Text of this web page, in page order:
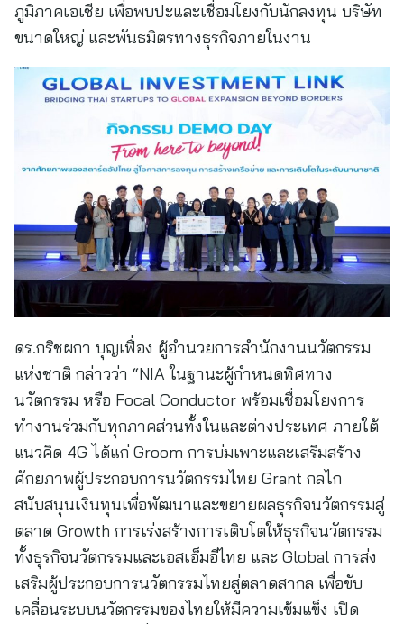
ภูมิภาคเอเชีย เพื่อพบปะและเชื่อมโยงกับนักลงทุน บริษัท
ขนาดใหญ่ และพันธมิตรทางธุรกิจภายในงาน
ดร.กริชผกา บุญเฟื่อง ผู้อำนวยการสำนักงานนวัตกรรม
แห่งชาติ กล่าวว่า “NIA ในฐานะผู้กำหนดทิศทาง
นวัตกรรม หรือ Focal Conductor พร้อมเชื่อมโยงการ
ทำงานร่วมกับทุกภาคส่วนทั้งในและต่างประเทศ ภายใต้
แนวคิด 4G ได้แก่ Groom การบ่มเพาะและเสริมสร้าง
ศักยภาพผู้ประกอบการนวัตกรรมไทย Grant กลไก
สนับสนุนเงินทุนเพื่อพัฒนาและขยายผลธุรกิจนวัตกรรมสู่
ตลาด Growth การเร่งสร้างการเติบโตให้ธุรกิจนวัตกรรม
ทั้งธุรกิจนวัตกรรมและเอสเอ็มอีไทย และ Global การส่ง
เสริมผู้ประกอบการนวัตกรรมไทยสู่ตลาดสากล เพื่อขับ
เคลื่อนระบบนวัตกรรมของไทยให้มีความเข้มแข็ง เปิด